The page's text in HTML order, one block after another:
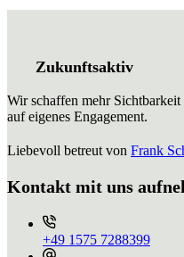
Zukunftsaktiv
Wir schaffen mehr
auf eigenes Engagement.
Liebevoll betreut von Frank
Kontakt mit uns
+49 ⁨1575 7288399⁩